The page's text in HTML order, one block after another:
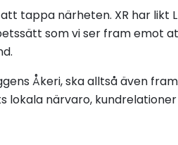
tappa närheten. XR har likt
som vi ser fram emot
Åkeri, ska alltså även
lokala närvaro,